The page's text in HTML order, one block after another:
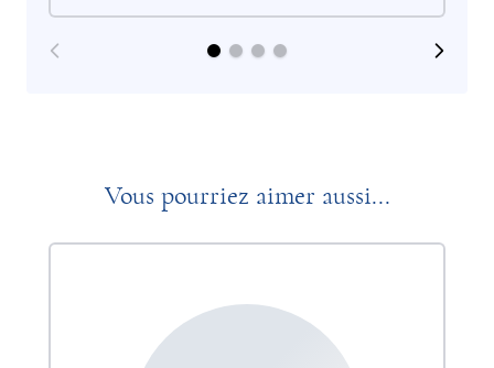
Vous pourriez aimer aussi...